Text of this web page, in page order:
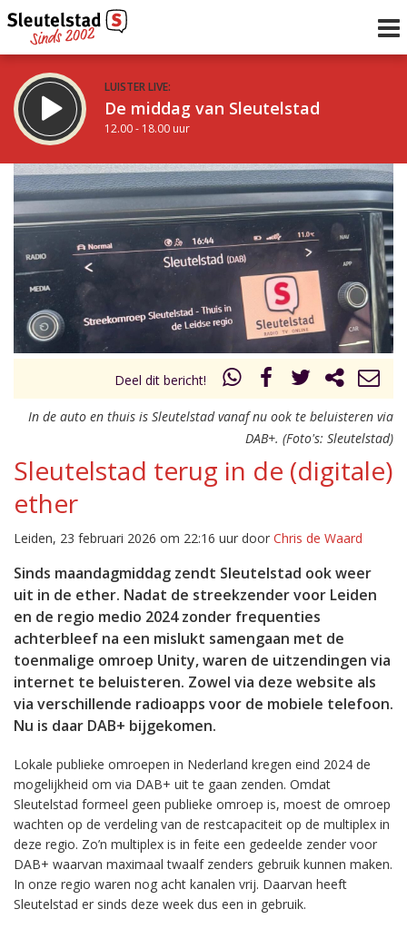
LUISTER LIVE:
De middag van Sleutelstad
12.00 - 18.00 uur
STRAKS:
De avond van Sleutelstad
18.00 - 19.00 uur
Vorig uur
uur 1 van 0 Volgend uur
Deel dit bericht!
In de auto en thuis is Sleutelstad vanaf nu ook te beluisteren via
DAB+. (Foto's: Sleutelstad)
Sleutelstad terug in de (digitale)
ether
Leiden, 23 februari 2026 om 22:16 uur door Chris de Waard
Sinds maandagmiddag zendt Sleutelstad ook weer
uit in de ether. Nadat de streekzender voor Leiden
en de regio medio 2024 zonder frequenties
achterbleef na een mislukt samengaan met de
toenmalige omroep Unity, waren de uitzendingen via
internet te beluisteren. Zowel via deze website als
via verschillende radioapps voor de mobiele telefoon.
Nu is daar DAB+ bijgekomen.
Lokale publieke omroepen in Nederland kregen eind 2024 de
mogelijkheid om via DAB+ uit te gaan zenden. Omdat
Sleutelstad formeel geen publieke omroep is, moest de omroep
wachten op de verdeling van de restcapaciteit op de multiplex in
deze regio. Zo’n multiplex is in feite een gedeelde zender voor
DAB+ waarvan maximaal twaalf zenders gebruik kunnen maken.
In onze regio waren nog acht kanalen vrij. Daarvan heeft
Sleutelstad er sinds deze week dus een in gebruik.